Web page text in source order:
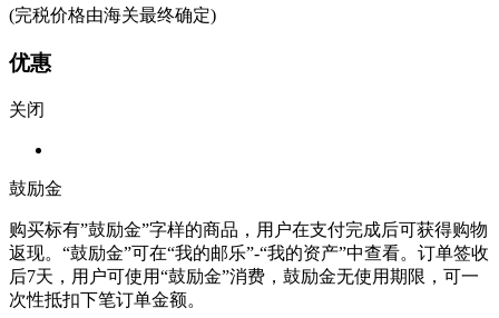
(完税价格由海关最终确定)
优惠
关闭
鼓励金
购买标有”鼓励金”字样的商品，用户在支付完成后可获得购物
返现。“鼓励金”可在“我的邮乐”-“我的资产”中查看。订单签收
后7天，用户可使用“鼓励金”消费，鼓励金无使用期限，可一
次性抵扣下笔订单金额。